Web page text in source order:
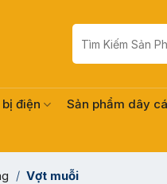
Tìm
kiếm:
điện Sản phẩm dây
/ Vợt muỗi